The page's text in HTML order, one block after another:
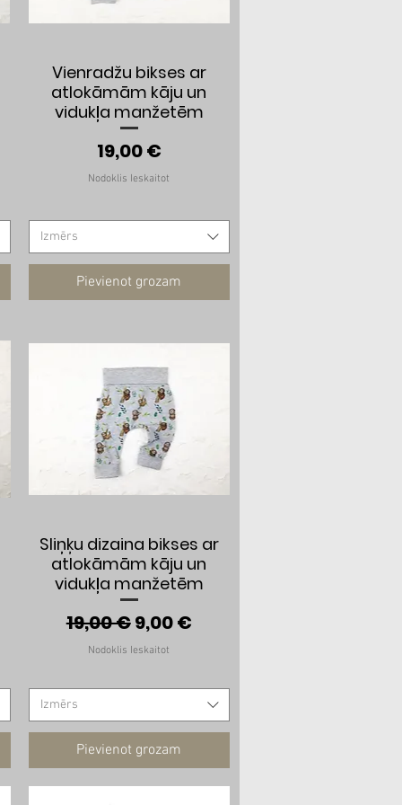
Ātrais skats
Vienradžu bikses ar
atlokāmām kāju un
vidukļa manžetēm
Cena
19,00 €
Nodoklis Ieskaitot
Izmērs
Pievienot grozam
cena
Ātrais skats
Sliņķu dizaina bikses ar
atlokāmām kāju un
vidukļa manžetēm
Parastā cena
19,00 €Izpārdošanas cena
9,00 €
Nodoklis Ieskaitot
Izmērs
Pievienot grozam